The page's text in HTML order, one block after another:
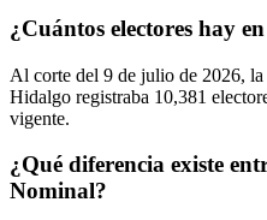
¿Cuántos electores hay
Al corte del 9 de julio de 2026, la
Hidalgo registraba 10,381
vigente.
¿Qué diferencia existe
Nominal?